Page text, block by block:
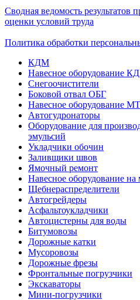
Сводная ведомость результатов
оценки условий труда
Политика обработки
КДМ
Навесное оборудование
Снегоочистители
Боковой отвал ОБГ
Навесное оборудование
Автогудронаторы
Оборудование для
эмульсий
Укладчики обочин
Заливщики швов
Ямочный ремонт
Навесное оборудование
Щебнераспределители
Автогрейдеры
Асфальтоукладчики
Автоцистерны для воды
Битумовозы
Дорожные катки
Мусоровозы
Дорожные фрезы
Фронтальные погрузчики
Экскаваторы
Мини-погрузчики